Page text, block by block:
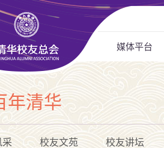
媒体平台
年清华
采 校友文苑 校友讲坛